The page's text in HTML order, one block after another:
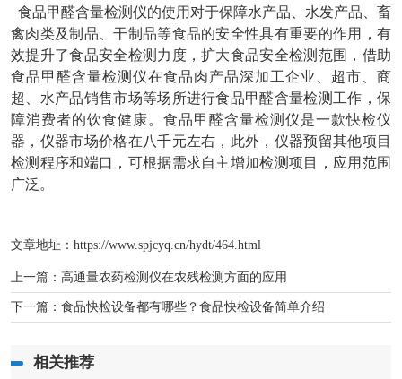
食品甲醛含量检测仪的使用对于保障水产品、水发产品、畜
禽肉类及制品、干制品等食品的安全性具有重要的作用，有
效提升了食品安全检测力度，扩大食品安全检测范围，借助
食品甲醛含量检测仪在食品肉产品深加工企业、超市、商
超、水产品销售市场等场所进行食品甲醛含量检测工作，保
障消费者的饮食健康。食品甲醛含量检测仪是一款快检仪
器，仪器市场价格在八千元左右，此外，仪器预留其他项目
检测程序和端口，可根据需求自主增加检测项目，应用范围
广泛。
文章地址： https://www.spjcyq.cn/hydt/464.html
上一篇： 高通量农药检测仪在农残检测方面的应用
下一篇： 食品快检设备都有哪些？食品快检设备简单介绍
相关推荐